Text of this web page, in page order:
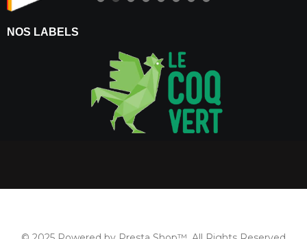
NOS LABELS